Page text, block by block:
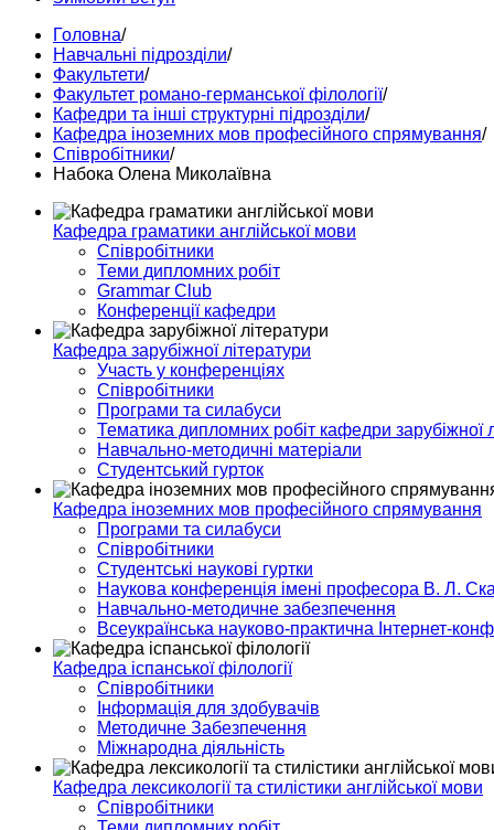
Головна/
Навчальні підрозділи/
Факультети/
Факультет романо-германської філології/
Кафедри та інші структурні підрозділи/
Кафедра іноземних мов професійного спрямування/
Співробітники/
Набока Олена Миколаївна
Кафедра граматики англійської мови
Співробітники
Теми дипломних робіт
Grammar Club
Конференції кафедри
Кафедра зарубіжної літератури
Участь у конференціях
Співробітники
Програми та силабуси
Тематика дипломних робіт кафедри зарубіжної
Навчально-методичні матеріали
Студентський гурток
Кафедра іноземних мов професійного спрямування
Програми та силабуси
Співробітники
Студентські наукові гуртки
Наукова конференція імені професора В. Л.
Навчально-методичне забезпечення
Всеукраїнська науково-практична Інтернет-
Кафедра іспанської філології
Співробітники
Інформація для здобувачів
Методичне Забезпечення
Міжнародна діяльність
Кафедра лексикології та стилістики англійської мови
Співробітники